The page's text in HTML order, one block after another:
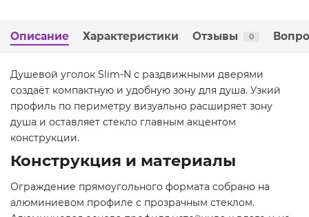
Описание Характеристики Отзывы 0
Душевой уголок Slim-N с раздвижными дверями
создаёт компактную и удобную зону для душа. Узкий
профиль по периметру визуально расширяет зону
душа и оставляет стекло главным акцентом
конструкции.
Конструкция и материалы
Ограждение прямоугольного формата собрано на
алюминиевом профиле с прозрачным стеклом.